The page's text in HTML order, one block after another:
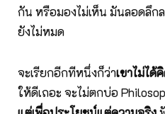
กัน หรือมองไม่เห็น มันลอดลึก
ยังไม่หมด
จะเรียกอีกทีหนึ่งก็ว่าเขาไม่ไ
ให้ดีเถอะ จะไม่ตกบ่อ